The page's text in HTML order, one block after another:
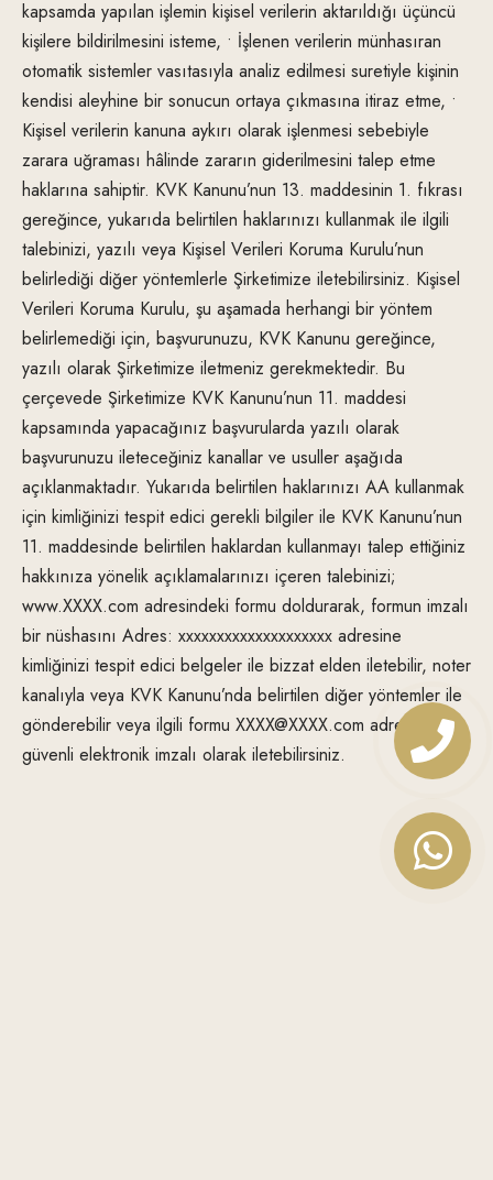
kapsamda yapılan işlemin kişisel verilerin aktarıldığı üçüncü
kişilere bildirilmesini isteme, • İşlenen verilerin münhasıran
otomatik sistemler vasıtasıyla analiz edilmesi suretiyle kişinin
kendisi aleyhine bir sonucun ortaya çıkmasına itiraz etme, •
Kişisel verilerin kanuna aykırı olarak işlenmesi sebebiyle
zarara uğraması hâlinde zararın giderilmesini talep etme
haklarına sahiptir. KVK Kanunu’nun 13. maddesinin 1. fıkrası
gereğince, yukarıda belirtilen haklarınızı kullanmak ile ilgili
talebinizi, yazılı veya Kişisel Verileri Koruma Kurulu’nun
belirlediği diğer yöntemlerle Şirketimize iletebilirsiniz. Kişisel
Verileri Koruma Kurulu, şu aşamada herhangi bir yöntem
belirlemediği için, başvurunuzu, KVK Kanunu gereğince,
yazılı olarak Şirketimize iletmeniz gerekmektedir. Bu
çerçevede Şirketimize KVK Kanunu’nun 11. maddesi
kapsamında yapacağınız başvurularda yazılı olarak
başvurunuzu ileteceğiniz kanallar ve usuller aşağıda
açıklanmaktadır. Yukarıda belirtilen haklarınızı AA kullanmak
için kimliğinizi tespit edici gerekli bilgiler ile KVK Kanunu’nun
11. maddesinde belirtilen haklardan kullanmayı talep ettiğiniz
hakkınıza yönelik açıklamalarınızı içeren talebinizi;
www.XXXX.com adresindeki formu doldurarak, formun imzalı
bir nüshasını Adres: xxxxxxxxxxxxxxxxxxxx adresine
kimliğinizi tespit edici belgeler ile bizzat elden iletebilir, noter
kanalıyla veya KVK Kanunu’nda belirtilen diğer yöntemler ile
gönderebilir veya ilgili formu XXXX@XXXX.com adresine
güvenli elektronik imzalı olarak iletebilirsiniz.